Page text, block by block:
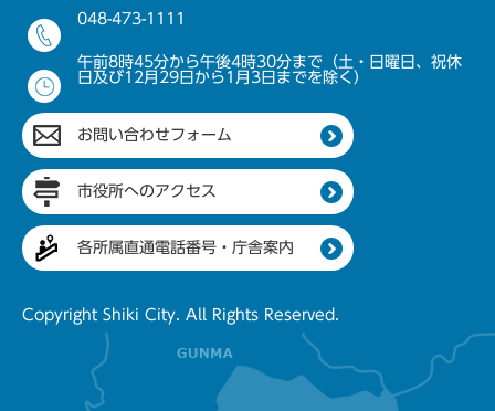
048-473-1111
午前8時45分から午後4時30分まで（土・日曜日、祝休
日及び12月29日から1月3日までを除く）
お問い合わせフォーム
市役所へのアクセス
各所属直通電話番号・庁舎案内
Copyright Shiki City. All Rights Reserved.